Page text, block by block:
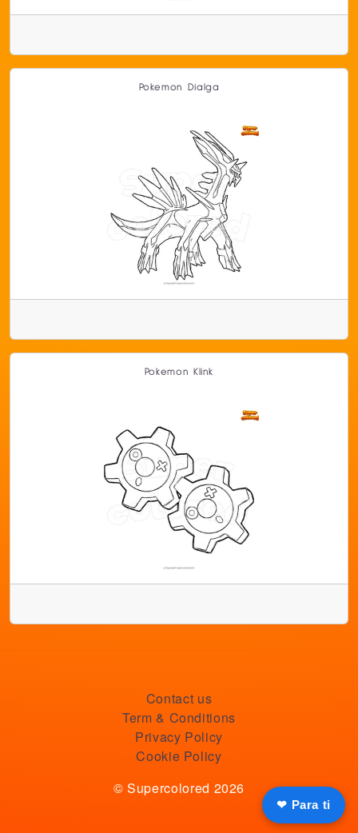
❤ Para ti
Pokemon Dialga
Pokemon Klink
Contact us
Term & Conditions
Privacy Policy
Cookie Policy
© Supercolored 2026